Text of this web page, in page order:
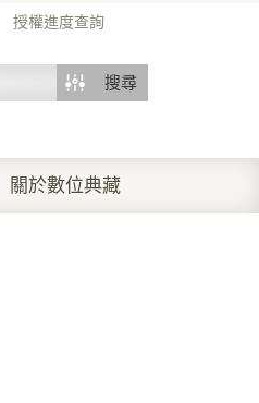
授權進度查詢
搜尋
關於數位典藏